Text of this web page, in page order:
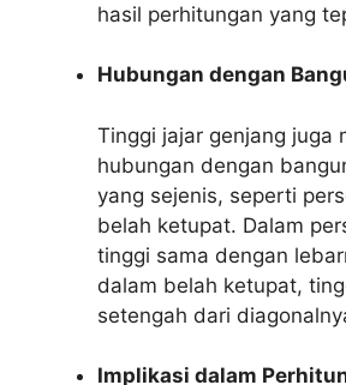
hasil perhitungan yang
Hubungan dengan
Tinggi jajar genjang juga
hubungan dengan
yang sejenis, seperti
belah ketupat. Dalam
tinggi sama dengan
dalam belah ketupat,
setengah dari
Implikasi dalam